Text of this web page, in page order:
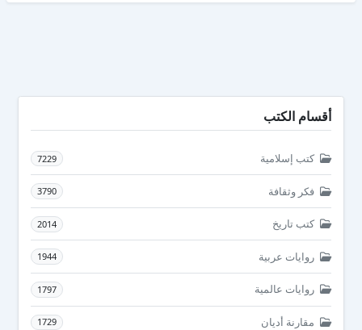
أقسام الكتب
كتب إسلامية 7229
فكر وثقافة 3790
كتب تاريخ 2014
روايات عربية 1944
روايات عالمية 1797
مقارنة أديان 1729